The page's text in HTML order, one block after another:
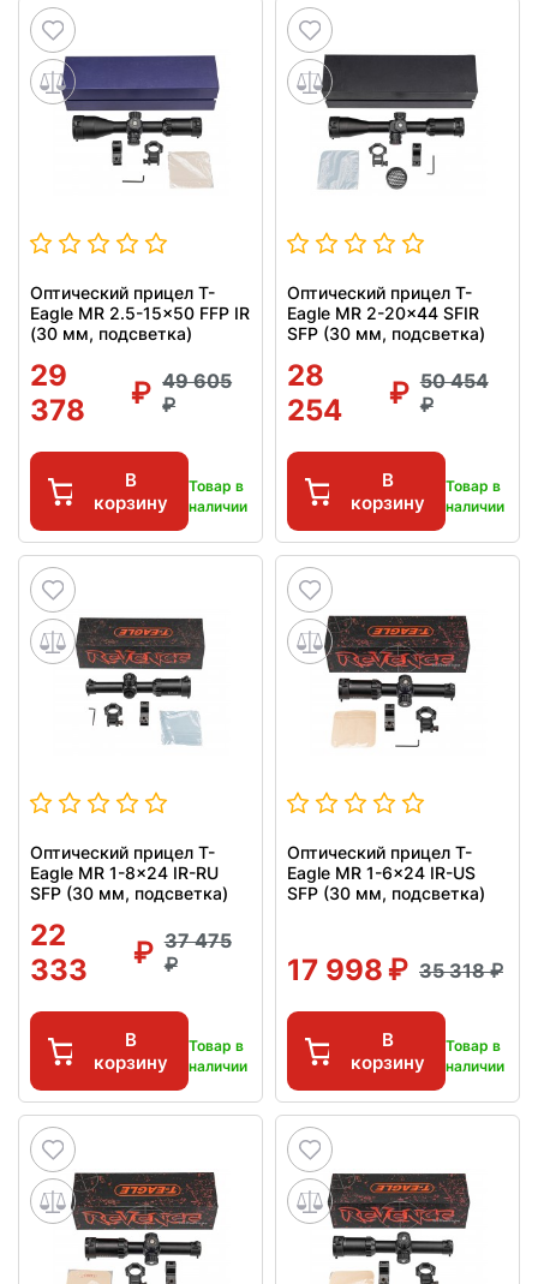
Оптический прицел T-
Eagle MR 2.5-15x50 FFP IR
(30 мм, подсветка)
29
378
49 605
В
корзину
Товар в
наличии
Оптический прицел T-
Eagle MR 2-20x44 SFIR
SFP (30 мм, подсветка)
28
254
50 454
В
корзину
Товар в
наличии
Оптический прицел T-
Eagle MR 1-8x24 IR-RU
SFP (30 мм, подсветка)
22
333
37 475
В
корзину
Товар в
наличии
Оптический прицел T-
Eagle MR 1-6x24 IR-US
SFP (30 мм, подсветка)
17 998 35 318
В
корзину
Товар в
наличии